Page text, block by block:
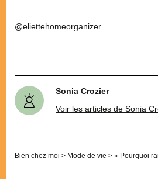
@eliettehomeorganizer
Sonia Crozier
Voir les articles de Sonia
Bien chez moi > Mode de vie > « Pourquoi